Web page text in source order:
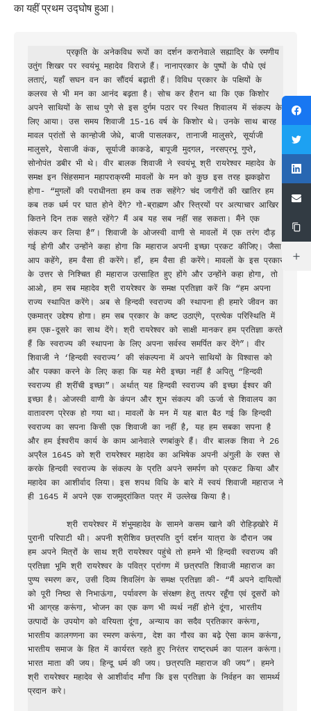
का यहीं प्रथम उद्घोष हुआ।
उतुंग शिखर पर स्वयंभू महादेव विराजे हैं। नानाप्रकार के पुष्पों के पौधे एवं
लताएं, यहाँ सघन वन का सौंदर्य बढ़ाती हैं। विविध प्रकार के पक्षियों के
कलरव से भी मन का आनंद बढ़ता है। सोच कर हैरान था कि एक किशोर
अपने साथियों के साथ पुणे से इस दुर्गम पठार पर स्थित शिवालय में संकल्प के
लिए आया। उस समय शिवाजी 15-16 वर्ष के किशोर थे। उनके साथ बारह
मावल प्रांतों से कान्होजी जेधे, बाजी पासलकर, तानाजी मालुसरे, सूर्याजी
मालुसरे, येसाजी कंक, सूर्याजी काकडे, बापूजी मुदगल, नरसप्रभू गुप्ते,
सोनोपंत डबीर भी थे। वीर बालक शिवाजी ने स्वयंभू श्री रायरेश्‍वर महादेव के
समक्ष इन सिंहसमान महापराक्रमी मावलों के मन को कुछ इस तरह झकझोरा
होगा- “मुगलों की पराधीनता हम कब तक सहेंगे? चंद जागीरों की खातिर हम
कब तक धर्म पर घात होने देंगे? गो-ब्राह्मण और स्त्रियों पर अत्याचार आखिर
कितने दिन तक सहते रहेंगे? मैं अब यह सब नहीं सह सकता। मैंने एक
संकल्प कर लिया है”। शिवाजी के ओजस्वी वाणी से मावलों में एक तरंग दौड़
गई होगी और उन्होंने कहा होगा कि महाराज अपनी इच्छा प्रकट कीजिए। जैसा
आप कहेंगे, हम वैसा ही करेंगे। हाँ, हम वैसा ही करेंगे। मावलों के इस प्रकार
के उत्तर से निश्चित ही महाराज उत्साहित हुए होंगे और उन्होंने कहा होगा, तो
आओ, हम सब महादेव श्री रायरेश्वर के समक्ष प्रतिज्ञा करें कि “हम अपना
राज्य स्थापित करेंगे। अब से हिन्दवी स्वराज्य की स्थापना ही हमारे जीवन का
एकमात्र उद्देश्य होगा। हम सब प्रकार के कष्ट उठाएंगे, प्रत्येक परिस्थिति में
हम एक-दूसरे का साथ देंगे। श्री रायरेश्वर को साक्षी मानकर हम प्रतिज्ञा करते
हैं कि स्वराज्य की स्थापना के लिए अपना सर्वस्व समर्पित कर देंगे”। वीर
शिवाजी ने ‘हिन्दवी स्वराज्य’ की संकल्पना में अपने साथियों के विश्वास को
और पक्का करने के लिए कहा कि यह मेरी इच्छा नहीं है अपितु “हिन्दवी
स्वराज्य ही श्रींची इच्छा”। अर्थात् यह हिन्दवी स्वराज्य की इच्छा ईश्वर की
इच्छा है। ओजस्वी वाणी के कंपन और शुभ संकल्प की ऊर्जा से शिवालय का
वातावरण प्रेरक हो गया था। मावलों के मन में यह बात बैठ गई कि हिन्दवी
स्वराज्य का सपना किसी एक शिवाजी का नहीं है, यह हम सबका सपना है
और हम ईश्वरीय कार्य के काम आनेवाले रणबांकुरे हैं। वीर बालक शिवा ने 26
अप्रैल 1645 को श्री रायरेश्वर महादेव का अभिषेक अपनी अंगुली के रक्त से
करके हिन्दवी स्वराज्य के संकल्प के प्रति अपने समर्पण को प्रकट किया और
महादेव का आशीर्वाद लिया। इस शपथ विधि के बारे में स्वयं शिवाजी महाराज ने
ही 1645 में अपने एक राजमुद्रांकित पत्र में उल्लेख किया है।
पुरानी परिपाटी थी। अपनी श्रीशिव छत्रपति दुर्ग दर्शन यात्रा के दौरान जब
हम अपने मित्रों के साथ श्री रायरेश्वर पहुंचे तो हमने भी हिन्दवी स्वराज्य की
प्रतिज्ञा भूमि श्री रायरेश्वर के पवित्र प्रांगण में छत्रपति शिवाजी महाराज का
पुण्य स्मरण कर, उसी दिव्य शिवलिंग के समक्ष प्रतिज्ञा की- “मैं अपने दायित्वों
को पूरी निष्ठा से निभाऊंगा, पर्यावरण के संरक्षण हेतु तत्पर रहूँगा एवं दूसरों को
भी आग्रह करूंगा, भोजन का एक कण भी व्यर्थ नहीं होने दूंगा, भारतीय
उत्पादों के उपयोग को वरियता दूंगा, अन्याय का सदैव प्रतिकार करूंगा,
भारतीय कालगणना का स्मरण करूंगा, देश का गौरव का बढ़े ऐसा काम करूंगा,
भारतीय समाज के हित में कार्यरत रहते हुए निरंतर राष्ट्रधर्म का पालन करूंगा।
भारत माता की जय। हिन्दू धर्म की जय। छत्रपति महाराज की जय”। हमने
श्री रायरेश्वर महादेव से आशीर्वाद माँगा कि इस प्रतिज्ञा के निर्वहन का सामर्थ्य
प्रदान करे।